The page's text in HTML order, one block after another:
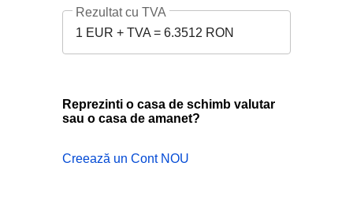
1 EUR + TVA = 6.3512 RON
Rezultat cu TVA
Reprezinti o casa de schimb valutar
sau o casa de amanet?
Creează un Cont NOU